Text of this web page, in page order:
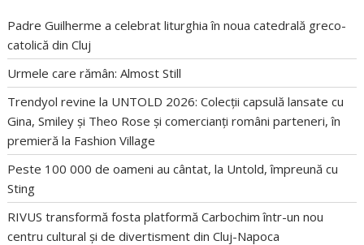
Padre Guilherme a celebrat liturghia în noua catedrală greco-
catolică din Cluj
Urmele care rămân: Almost Still
Trendyol revine la UNTOLD 2026: Colecții capsulă lansate cu
Gina, Smiley și Theo Rose și comercianți români parteneri, în
premieră la Fashion Village
Peste 100 000 de oameni au cântat, la Untold, împreună cu
Sting
RIVUS transformă fosta platformă Carbochim într-un nou
centru cultural și de divertisment din Cluj-Napoca